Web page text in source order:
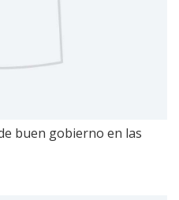
buen gobierno en las